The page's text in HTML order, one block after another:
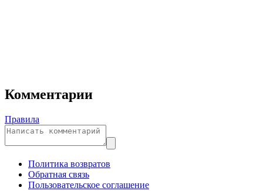
Комментарии
Правила
Политика возвратов
Обратная связь
Пользовательское соглашение